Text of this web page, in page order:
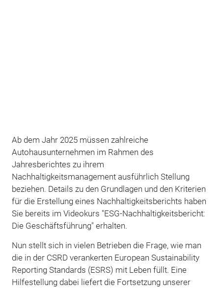
Ab dem Jahr 2025 müssen zahlreiche
Autohausunternehmen im Rahmen des
Jahresberichtes zu ihrem
Nachhaltigkeitsmanagement ausführlich Stellung
beziehen. Details zu den Grundlagen und den Kriterien
für die Erstellung eines Nachhaltigkeitsberichts haben
Sie bereits im Videokurs "ESG-Nachhaltigkeitsbericht:
Die Geschäftsführung" erhalten.
Nun stellt sich in vielen Betrieben die Frage, wie man
die in der CSRD verankerten European Sustainability
Reporting Standards (ESRS) mit Leben füllt. Eine
Hilfestellung dabei liefert die Fortsetzung unserer